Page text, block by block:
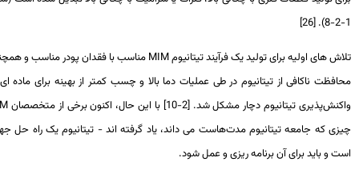
های اولیه برای تولید یک فرآیند تیتانیومMIMمناسب با فقدان پودر مناسب و همچنین
ناکافی از تیتانیوم در طی عملیات دما بالا و چسب کمتر از بهینه برای ماده ای به
تیتانیوم دچار مشکل شد. [2-10] با این حال، اکنون برخی از متخصصان
MIM
که جامعه تیتانیوم مدت‌هاست می داند، یاد گرفته اند - تیتانیوم یک راه حل جهانی
و باید برای آن برنامه ریزی و عمل شود.